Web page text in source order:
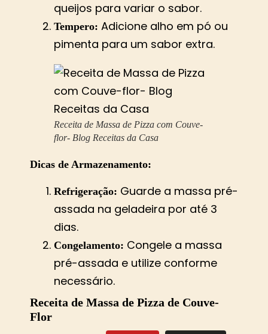
queijos para variar o sabor.
Tempero: Adicione alho em pó ou
pimenta para um sabor extra.
Receita de Massa de Pizza com Couve-
flor- Blog Receitas da Casa
Dicas de Armazenamento:
Refrigeração: Guarde a massa pré-
assada na geladeira por até 3
dias.
Congelamento: Congele a massa
pré-assada e utilize conforme
necessário.
Receita de Massa de Pizza de Couve-
Flor